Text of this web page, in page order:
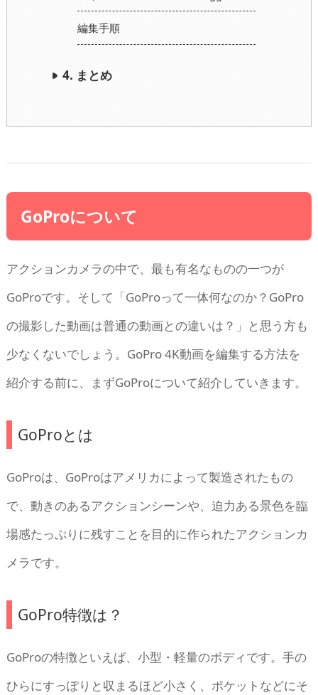
編集手順
4. まとめ
GoProについて
アクションカメラの中で、最も有名なものの一つが
GoProです。そして「GoProって一体何なのか？GoPro
の撮影した動画は普通の動画との違いは？」と思う方も
少なくないでしょう。GoPro 4K動画を編集する方法を
紹介する前に、まずGoProについて紹介していきます。
GoProとは
GoProは、GoProはアメリカによって製造されたもの
で、動きのあるアクションシーンや、迫力ある景色を臨
場感たっぷりに残すことを目的に作られたアクションカ
メラです。
GoPro特徴は？
GoProの特徴といえば、小型・軽量のボディです。手の
ひらにすっぽりと収まるほど小さく、ポケットなどにそ